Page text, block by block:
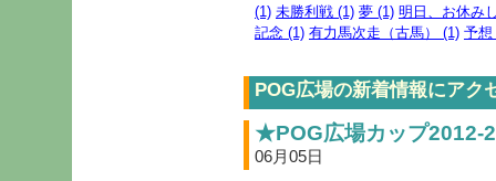
(1) 未勝利戦 (1) 夢 (1) 明日、お休み
記念 (1) 有力馬次走（古馬） (1) 予想
POG広場の新着情報にアク
★POG広場カップ
06月05日